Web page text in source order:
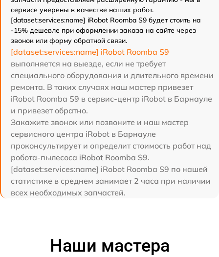
сервисе уверены в качестве наших работ.
[dataset:services:name] iRobot Roomba S9 будет стоить на
-15% дешевле при оформлении заказа на сайте через
звонок или форму обратной связи.
[dataset:services:name] iRobot Roomba S9
выполняется на выезде, если не требует
специального оборудования и длительного времени
ремонта. В таких случаях наш мастер привезет
iRobot Roomba S9 в сервис-центр iRobot в Барнауле
и привезет обратно.
Закажите звонок или позвоните и наш мастер
сервисного центра iRobot в Барнауле
проконсультирует и определит стоимость работ над
робота-пылесоса iRobot Roomba S9.
[dataset:services:name] iRobot Roomba S9 по нашей
статистике в среднем занимает 2 часа при наличии
всех необходимых запчастей.
Наши мастера